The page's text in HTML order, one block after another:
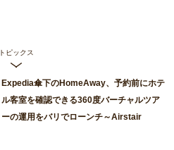
トピックス
Expedia傘下のHomeAway、予約前にホテ
ル客室を確認できる360度バーチャルツア
ーの運用をバリでローンチ～Airstair